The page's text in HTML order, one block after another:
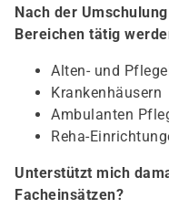
Nach der
Bereichen tätig
Alten- und
Krankenhäusern
Ambulanten
Reha-
Unterstützt mich
Facheinsätzen?